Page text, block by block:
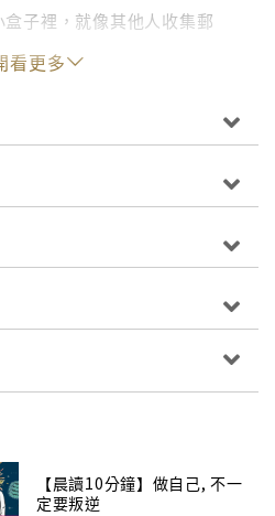
子裡，就像其他人收集郵
瑰寶，不管大人、小孩都有
實。小國王教導總是略帶悲
：如果把夢當現實、把現實
不會那麼沈重不堪了。
，兩人終究慢慢發展出深刻
小國王，小國王也明白地告
他們缺少一個小國王——缺乏
像能力。
深思的現代童話，在德國吸
。把它介紹給台灣的讀者，
像的樂趣。－－摘錄自譯序
看更多
【晨讀10分鐘】做自己, 不一
定要叛逆